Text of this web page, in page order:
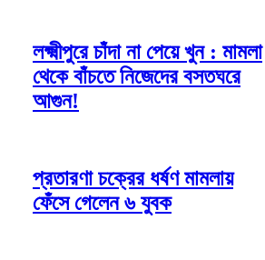
লক্ষ্মীপুরে চাঁদা না পেয়ে খুন : মামলা
থেকে বাঁচতে নিজেদের বসতঘরে
আগুন!
প্রতারণা চক্রের ধর্ষণ মামলায়
ফেঁসে গেলেন ৬ যুবক